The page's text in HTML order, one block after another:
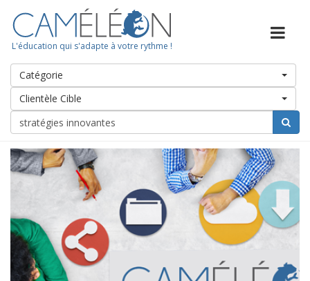
L'éducation qui s'adapte à votre rythme !
Catégorie
Clientèle Cible